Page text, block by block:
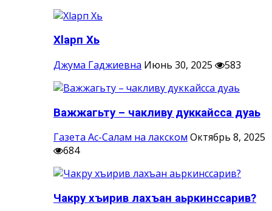
Хlарп Хь
Джума Гаджиевна Июнь 30, 2025 583
Важжагьту – чакливу дуккайсса дуаь
Газета Ас-Салам на лакском Октябрь 8, 2025
684
Чакру хъирив лахъан аьркинссарив?